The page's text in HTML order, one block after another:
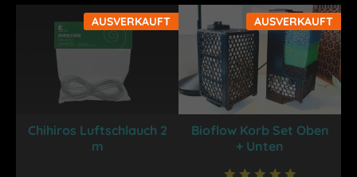
AUSVERKAUFT
Chihiros Luftschlauch 2
m
AUSVERKAUFT
Bioflow Korb Set Oben
+ Unten